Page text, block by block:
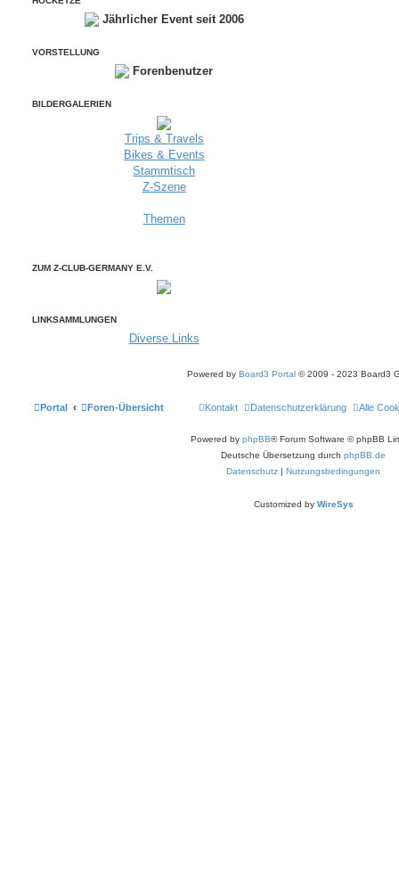
Jährlicher Event seit 2006
VORSTELLUNG
Forenbenutzer
BILDERGALERIEN
Trips & Travels
Bikes & Events
Stammtisch
Z-Szene
Themen
ZUM Z-CLUB-GERMANY E.V.
LINKSAMMLUNGEN
Diverse Links
Powered by Board3 Portal © 2009 - 2023 Board3
Portal Foren-Übersicht Alle
Datenschutzerklärung
Kontakt
Powered by phpBB® Forum Software © phpBB
Deutsche Übersetzung durch phpBB.de
Datenschutz | Nutzungsbedingungen
Customized by WireSys